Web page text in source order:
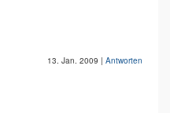
13. Jan. 2009 | Antworten